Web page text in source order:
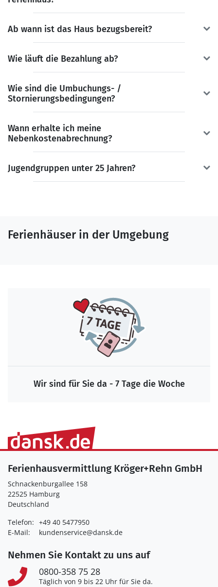
Ab wann ist das Haus bezugsbereit?
Wie läuft die Bezahlung ab?
Wie sind die Umbuchungs- /
Stornierungsbedingungen?
Wann erhalte ich meine
Nebenkostenabrechnung?
Jugendgruppen unter 25 Jahren?
Ferienhäuser in der Umgebung
Wir sind für Sie da - 7 Tage die Woche
Ferienhausvermittlung Kröger+Rehn GmbH
Schnackenburgallee 158
22525 Hamburg
Deutschland
Telefon: +49 40 5477950
E-Mail:
kundenservice@dansk.de
Nehmen Sie Kontakt zu uns auf
0800-358 75 28
Täglich von 9 bis 22 Uhr für Sie da.